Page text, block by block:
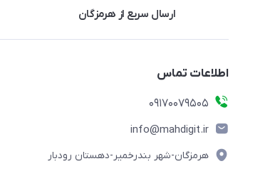
ارسال سریع از هرمزگان
اطلاعات تماس
09170079505
info@mahdigit.ir
هرمزگان-شهر بندرخمیر-دهستان رودبار